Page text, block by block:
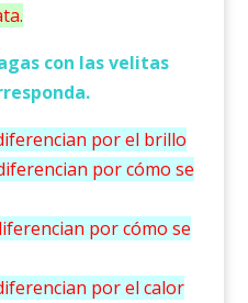
con las velitas
por el brillo
por cómo se
por cómo se
por el calor